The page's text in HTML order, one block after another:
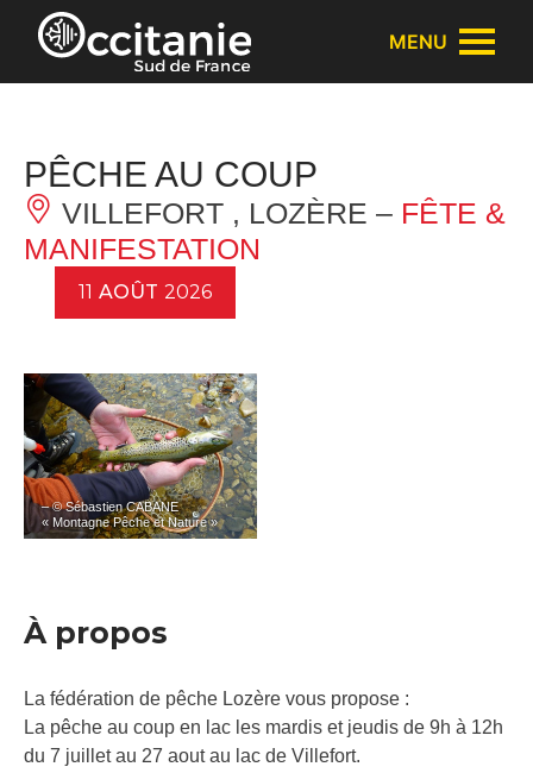
Panneau de gestion des cookies
MENU
PÊCHE AU COUP
VILLEFORT , LOZÈRE – FÊTE &
MANIFESTATION
11 AOÛT 2026
– © Sébastien CABANE
« Montagne Pêche et Nature »
À propos
La fédération de pêche Lozère vous propose :
La pêche au coup en lac les mardis et jeudis de 9h à 12h
du 7 juillet au 27 aout au lac de Villefort.